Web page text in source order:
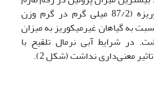
هاشمی در گیاهان میکوریزه (87/2 میلی گرم در گرم وزن
به گیاهان غیرمیکوریز به میزان
در شرایط آبی نرمال تلقیح با
معنی‌داری نداشت (شکل 2).